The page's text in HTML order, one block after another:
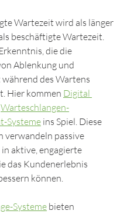
Wartezeit wird als länger
beschäftigte Wartezeit.
die die
Ablenkung und
während des Wartens
Hier kommen Digital
Warteschlangen-
Systeme ins Spiel. Diese
verwandeln passive
aktive, engagierte
das Kundenerlebnis
können.
Systeme bieten